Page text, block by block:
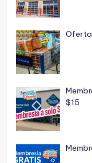
Oferta
$15